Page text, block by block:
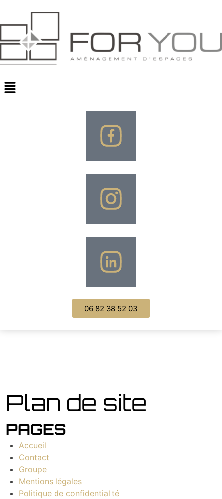
06 82 38 52 03
Plan de site
PAGES
Accueil
Contact
Groupe
Mentions légales
Politique de confidentialité